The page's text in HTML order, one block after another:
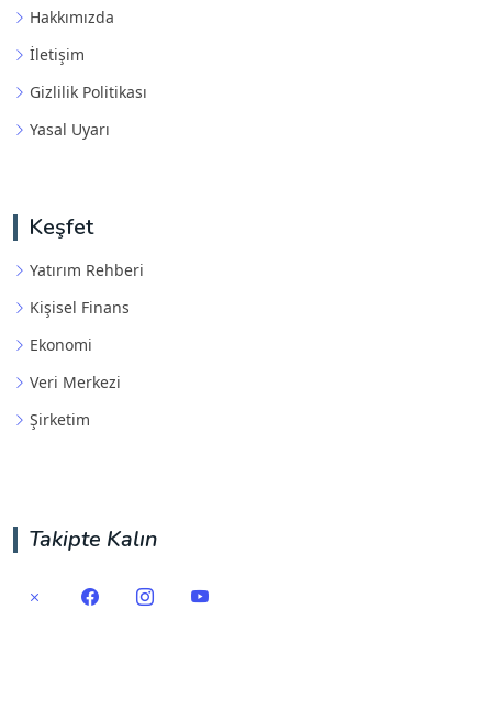
Hakkımızda
İletişim
Gizlilik Politikası
Yasal Uyarı
Keşfet
Yatırım Rehberi
Kişisel Finans
Ekonomi
Veri Merkezi
Şirketim
Takipte Kalın